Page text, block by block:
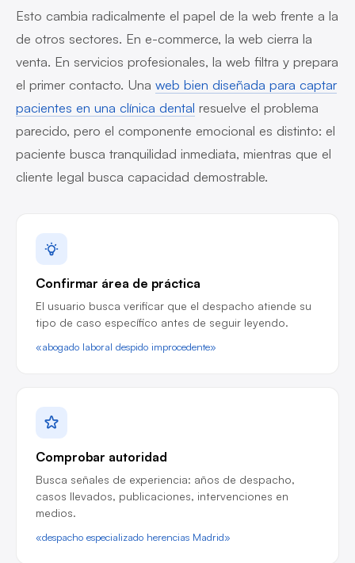
Esto cambia radicalmente el papel de la web frente a la
de otros sectores. En e-commerce, la web cierra la
venta. En servicios profesionales, la web filtra y prepara
el primer contacto. Una web bien diseñada para captar
pacientes en una clínica dental resuelve el problema
parecido, pero el componente emocional es distinto: el
paciente busca tranquilidad inmediata, mientras que el
cliente legal busca capacidad demostrable.
Confirmar área de práctica
El usuario busca verificar que el despacho atiende su
tipo de caso específico antes de seguir leyendo.
«abogado laboral despido improcedente»
Comprobar autoridad
Busca señales de experiencia: años de despacho,
casos llevados, publicaciones, intervenciones en
medios.
«despacho especializado herencias Madrid»